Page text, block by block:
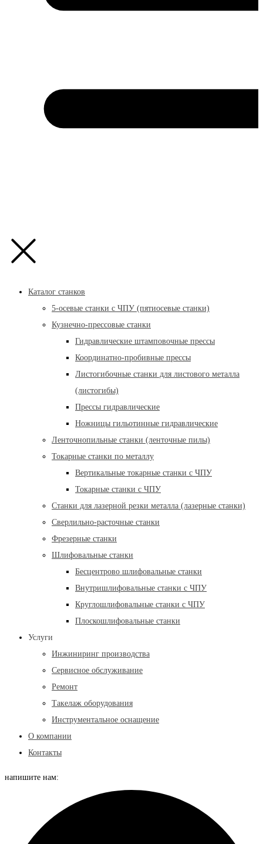
Каталог станков
5-осевые станки с ЧПУ (пятиосевые станки)
Кузнечно-прессовые станки
Гидравлические штамповочные прессы
Координатно-пробивные прессы
Листогибочные станки для листового металла
(листогибы)
Прессы гидравлические
Ножницы гильотинные гидравлические
Ленточнопильные станки (ленточные пилы)
Токарные станки по металлу
Вертикальные токарные станки с ЧПУ
Токарные станки с ЧПУ
Станки для лазерной резки металла (лазерные станки)
Сверлильно-расточные станки
Фрезерные станки
Шлифовальные станки
Бесцентрово шлифовальные станки
Внутришлифовальные станки с ЧПУ
Круглошлифовальные станки с ЧПУ
Плоскошлифовальные станки
Услуги
Инжиниринг производства
Сервисное обслуживание
Ремонт
Такелаж оборудования
Инструментальное оснащение
О компании
Контакты
напишите нам: